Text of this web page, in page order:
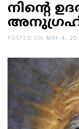
നിന്റെ
POSTED ON MAY 4,